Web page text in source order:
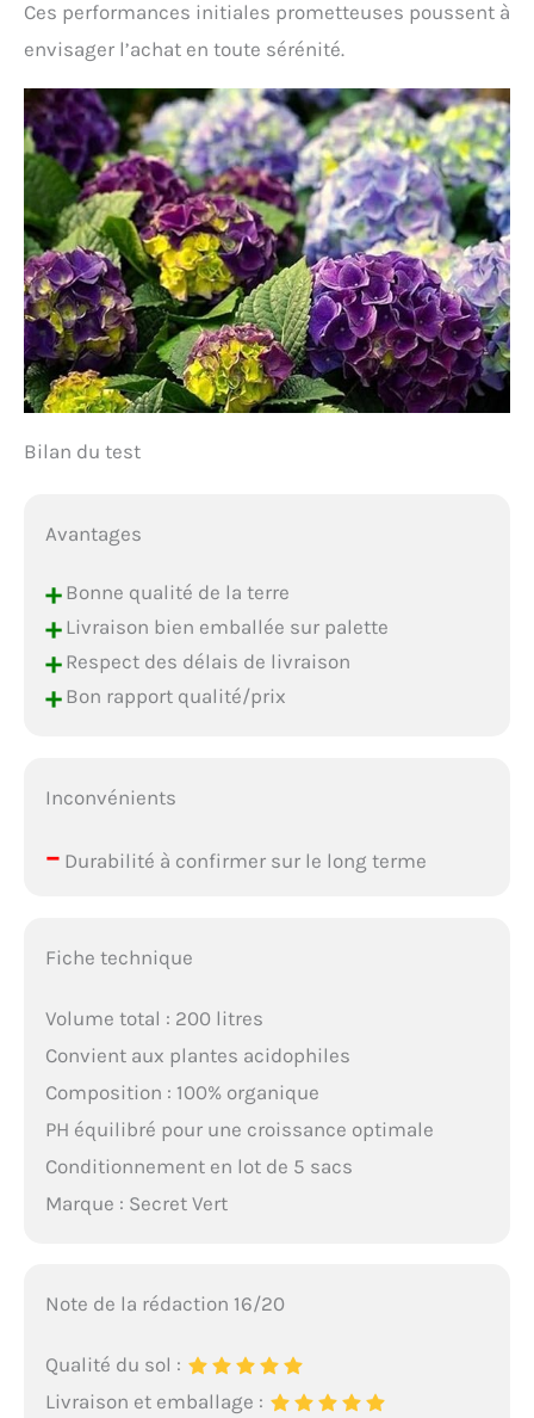
Ces performances initiales prometteuses poussent à
envisager l’achat en toute sérénité.
Bilan du test
Avantages
+Bonne qualité de la terre
+Livraison bien emballée sur palette
+Respect des délais de livraison
+Bon rapport qualité/prix
Inconvénients
–Durabilité à confirmer sur le long terme
Fiche technique
Volume total : 200 litres
Convient aux plantes acidophiles
Composition : 100% organique
PH équilibré pour une croissance optimale
Conditionnement en lot de 5 sacs
Marque : Secret Vert
Note de la rédaction 16/20
Qualité du sol :
Livraison et emballage :